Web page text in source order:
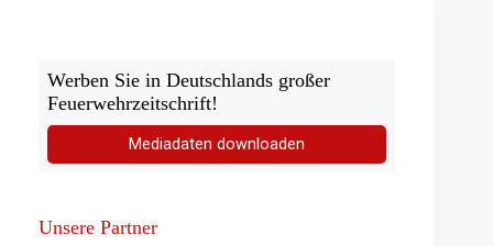
Werben Sie in Deutschlands großer
Feuerwehrzeitschrift!
Mediadaten downloaden
Unsere Partner